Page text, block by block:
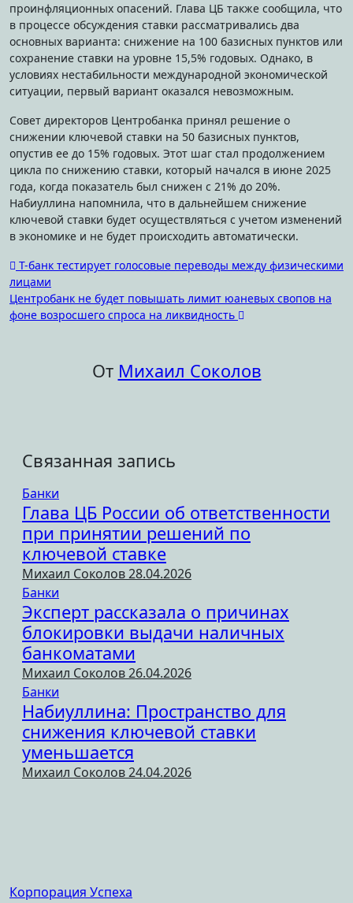
проинфляционных опасений. Глава ЦБ также сообщила, что
в процессе обсуждения ставки рассматривались два
основных варианта: снижение на 100 базисных пунктов или
сохранение ставки на уровне 15,5% годовых. Однако, в
условиях нестабильности международной экономической
ситуации, первый вариант оказался невозможным.
Совет директоров Центробанка принял решение о
снижении ключевой ставки на 50 базисных пунктов,
опустив ее до 15% годовых. Этот шаг стал продолжением
цикла по снижению ставки, который начался в июне 2025
года, когда показатель был снижен с 21% до 20%.
Набиуллина напомнила, что в дальнейшем снижение
ключевой ставки будет осуществляться с учетом изменений
в экономике и не будет происходить автоматически.
Навигация
по
записям
Т-банк тестирует голосовые переводы между физическими
лицами
Центробанк не будет повышать лимит юаневых свопов на
фоне возросшего спроса на ликвидность
От Михаил Соколов
Связанная запись
Банки
Глава ЦБ России об ответственности
при принятии решений по
ключевой ставке
Михаил Соколов28.04.2026
Банки
Эксперт рассказала о причинах
блокировки выдачи наличных
банкоматами
Михаил Соколов26.04.2026
Банки
Набиуллина: Пространство для
снижения ключевой ставки
уменьшается
Михаил Соколов24.04.2026
Корпорация Успеха